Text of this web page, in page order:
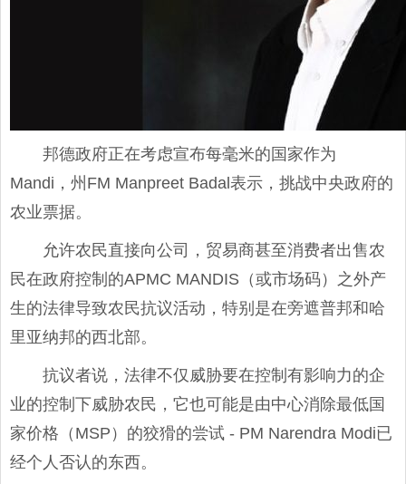
邦德政府正在考虑宣布每毫米的国家作为
Mandi，州FM Manpreet Badal表示，挑战中央政府的
农业票据。
允许农民直接向公司，贸易商甚至消费者出售农
民在政府控制的APMC MANDIS（或市场码）之外产
生的法律导致农民抗议活动，特别是在旁遮普邦和哈
里亚纳邦的西北部。
抗议者说，法律不仅威胁要在控制有影响力的企
业的控制下威胁农民，它也可能是由中心消除最低国
家价格（MSP）的狡猾的尝试 - PM Narendra Modi已
经个人否认的东西。